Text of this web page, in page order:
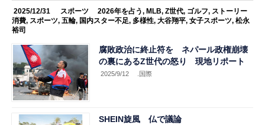
2025/12/31 スポーツ 2026年を占う, MLB, Z世代, ゴルフ, ストーリー
消費, スポーツ,五輪, 国内スター不足,多様性,大谷翔平,女子スポーツ,松永
裕司
腐敗政治に終止符を ネパール政権崩壊
の裏にあるZ世代の怒り 現地リポート
2025/9/12 .国際
SHEIN旋風 仏で議論